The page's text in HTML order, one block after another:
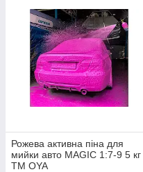
Рожева активна піна для
мийки авто MAGIC 1:7-9 5 кг
ТМ OYA